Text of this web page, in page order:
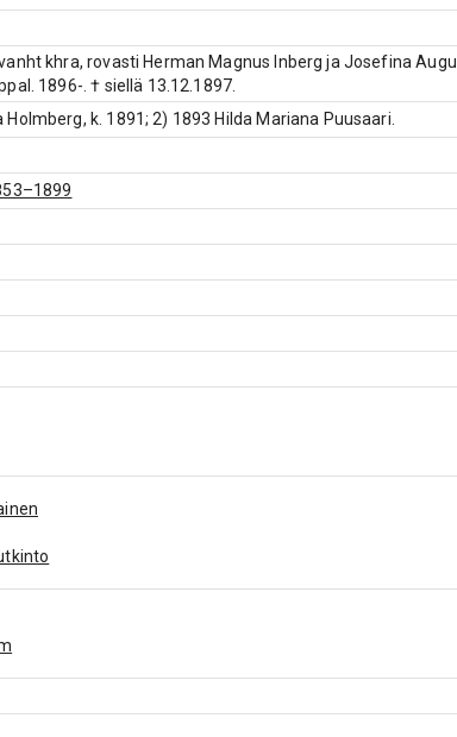
khra, rovasti Herman Magnus Inberg ja Josefina
1896-. † siellä 13.12.1897.
Holmberg, k. 1891; 2) 1893 Hilda Mariana Puusaari.